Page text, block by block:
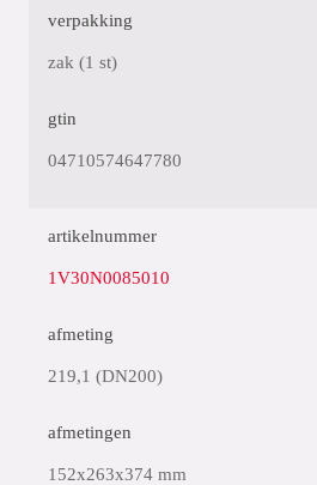
verpakking
zak (1 st)
gtin
04710574647780
artikelnummer
1V30N0085010
afmeting
219,1 (DN200)
afmetingen
152x263x374 mm